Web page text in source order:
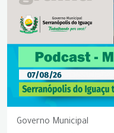
Governo Municipal